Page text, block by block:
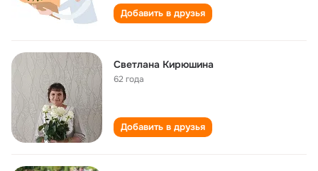
Добавить в друзья
Cветлана Кирюшина
62 года
Добавить в друзья